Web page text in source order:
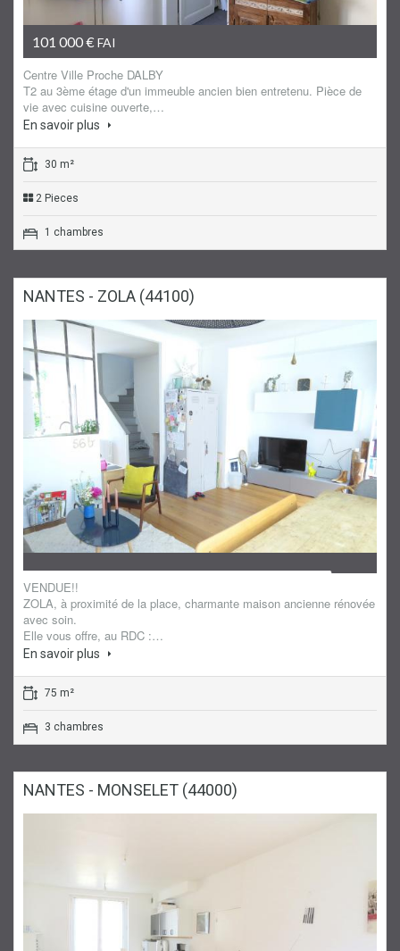
101 000 € FAI
Centre Ville Proche DALBY
T2 au 3ème étage d'un immeuble ancien bien entretenu. Pièce de
vie avec cuisine ouverte,…
En savoir plus
30 m²
2 Pieces
1 chambres
NANTES - ZOLA (44100)
VENDUE!!
ZOLA, à proximité de la place, charmante maison ancienne rénovée
avec soin.
Elle vous offre, au RDC :…
En savoir plus
75 m²
3 chambres
NANTES - MONSELET (44000)